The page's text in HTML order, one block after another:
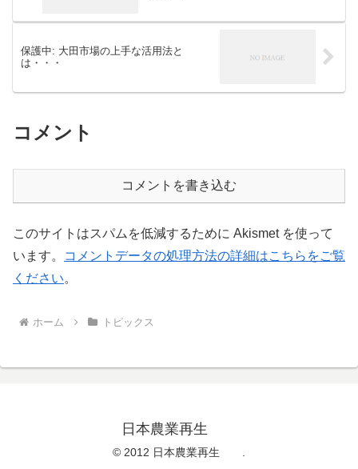
保護中: 大田市場の上手な活用法と
は・・・
コメント
コメントを書き込む
このサイトはスパムを低減するために Akismet を使って
います。
コメントデータの処理方法の詳細はこちらをご覧
ください。
ホーム トピックス
日本農業再生
© 2012 日本農業再生 .